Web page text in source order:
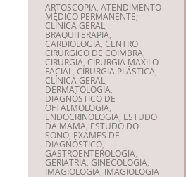
ARTOSCOPIA, ATENDIMENTO
MÉDICO PERMANENTE;
CLÍNICA GERAL,
BRAQUITERAPIA,
CARDIOLOGIA, CENTRO
CIRÚRGICO DE COIMBRA,
CIRURGIA, CIRURGIA MAXILO-
FACIAL, CIRURGIA PLÁSTICA,
CLÍNICA GERAL,
DERMATOLOGIA,
DIAGNÓSTICO DE
OFTALMOLOGIA,
ENDOCRINOLOGIA, ESTUDO
DA MAMA, ESTUDO DO
SONO, EXAMES DE
DIAGNÓSTICO,
GASTROENTEROLOGIA,
GERIATRIA, GINECOLOGIA,
IMAGIOLOGIA, IMAGIOLOGIA